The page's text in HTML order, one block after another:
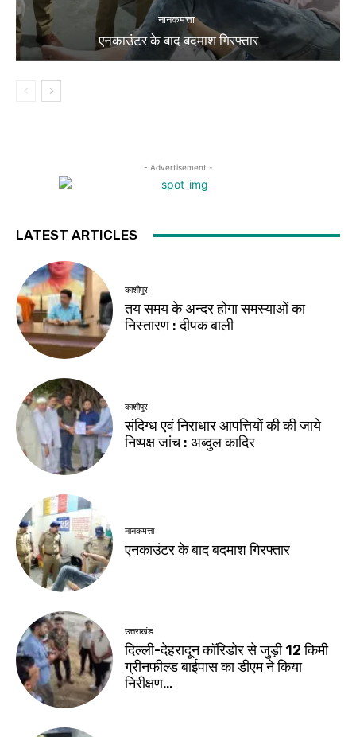
नानकमत्ता
एनकाउंटर के बाद बदमाश गिरफ्तार
- Advertisement -
LATEST ARTICLES
काशीपुर
तय समय के अन्दर होगा समस्याओं का
निस्तारण : दीपक बाली
काशीपुर
संदिग्ध एवं निराधार आपत्तियों की की जाये
निष्पक्ष जांच : अब्दुल कादिर
नानकमत्ता
एनकाउंटर के बाद बदमाश गिरफ्तार
उत्तराखंड
दिल्ली-देहरादून कॉरिडोर से जुड़ी 12 किमी
ग्रीनफील्ड बाईपास का डीएम ने किया
निरीक्षण…